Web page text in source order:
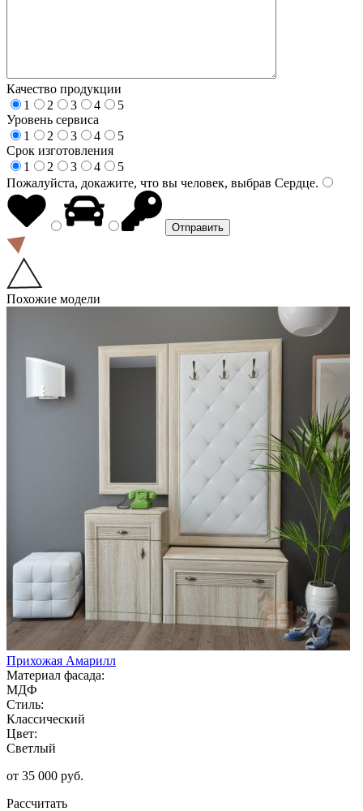
Качество продукции
1
2 3 4
5
Уровень сервиса
1
2 3 4
5
Срок изготовления
1
2 3 4
5
Пожалуйста, докажите, что вы человек, выбрав Сердце.
Похожие модели
Прихожая Амарилл
Материал фасада:
МДФ
Стиль:
Классический
Цвет:
Светлый
от 35 000 руб.
Рассчитать